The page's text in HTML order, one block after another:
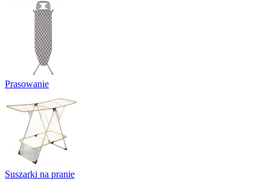
Prasowanie
Suszarki na pranie